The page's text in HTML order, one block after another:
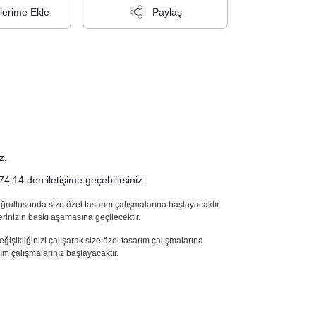
Paylaş
14 den iletişime geçebilirsiniz.
size özel tasarım çalışmalarına başlayacaktır.
baskı aşamasına geçilecektir.
çalışarak size özel tasarım çalışmalarına
başlayacaktır.